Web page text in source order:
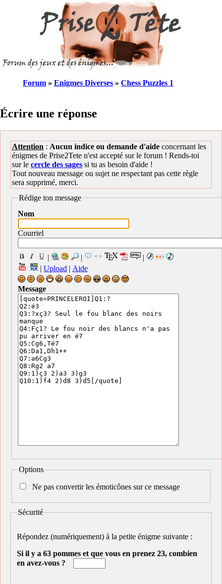
Forum » Enigmes Diverses » Chess Puzzles 1
Écrire une réponse
Attention : Aucun indice ou demande d'aide concernant les
énigmes de Prise2Tete n'est accepté sur le forum ! Rends-toi
sur le cercle des sages si tu as besoin d'aide !
Tout nouveau message ou sujet ne respectant pas cette règle
sera supprimé, merci.
Rédige ton message
Nom
Courriel
| |
|
| Upload | Aide
Message
Options
Ne pas convertir les émoticônes sur ce message
Sécurité
Répondez (numériquement) à la petite énigme suivante :
Si il y a 63 pommes et que vous en prenez 23, combien
en avez-vous ?